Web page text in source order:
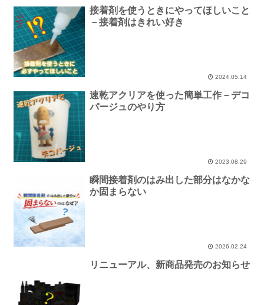
接着剤を使うときにやってほしいこと
－接着剤はきれい好き
2024.05.14
速乾アクリアを使った簡単工作－デコ
パージュのやり方
2023.08.29
瞬間接着剤のはみ出した部分はなかな
か固まらない
2026.02.24
リニューアル、新商品発売のお知らせ